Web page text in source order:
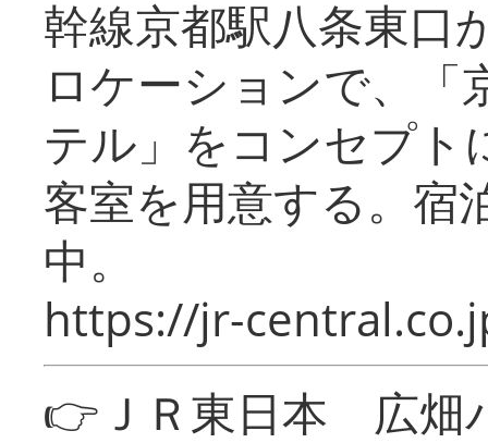
幹線京都駅八条東口
ロケーションで、「
テル」をコンセプト
客室を用意する。宿
中。
https://jr-
👉ＪＲ東日本 広畑